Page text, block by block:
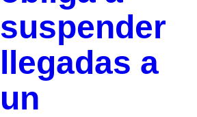
suspender
llegadas a
un